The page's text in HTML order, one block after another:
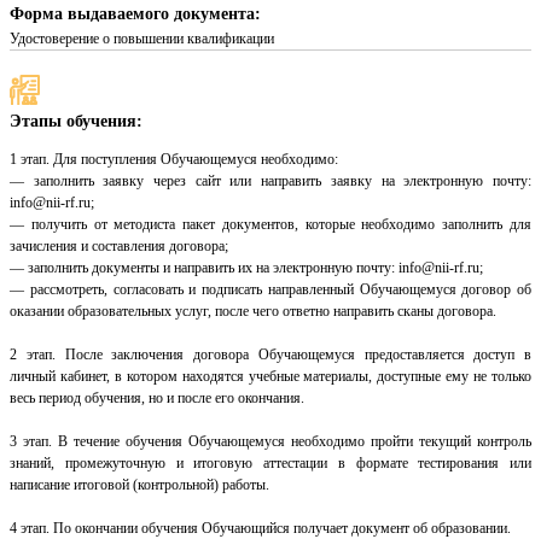
Форма выдаваемого документа:
Удостоверение о повышении квалификации
Этапы обучения:
1 этап. Для поступления Обучающемуся необходимо:
— заполнить заявку через сайт или направить заявку на электронную почту:
info@nii-rf.ru;
— получить от методиста пакет документов, которые необходимо заполнить для
зачисления и составления договора;
— заполнить документы и направить их на электронную почту: info@nii-rf.ru;
— рассмотреть, согласовать и подписать направленный Обучающемуся договор об
оказании образовательных услуг, после чего ответно направить сканы договора.
2 этап. После заключения договора Обучающемуся предоставляется доступ в
личный кабинет, в котором находятся учебные материалы, доступные ему не только
весь период обучения, но и после его окончания.
3 этап. В течение обучения Обучающемуся необходимо пройти текущий контроль
знаний, промежуточную и итоговую аттестации в формате тестирования или
написание итоговой (контрольной) работы.
4 этап. По окончании обучения Обучающийся получает документ об образовании.